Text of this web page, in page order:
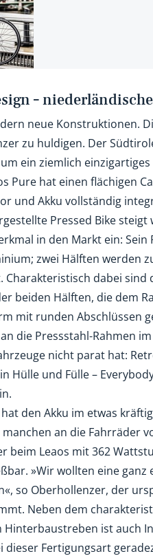
–
neue Konstruktionen.
zu huldigen. Der
ein ziemlich
Pure hat einen flächigen
und Akku vollständig
Pressed Bike
in den Markt ein: Sein
zwei Hälften werden
Charakteristisch dabei sind
beiden Hälften, die dem
mit runden Abschlüssen
die Pressstahl-Rahmen
nicht parat hat:
Hülle und Fülle –
hat den Akku im etwas
an die Fahrräder
beim Leaos mit 362
»Wir wollten eine
so Oberhollenzer, der
Neben dem
Hinterbaustreben ist auch
dieser Fertigungsart